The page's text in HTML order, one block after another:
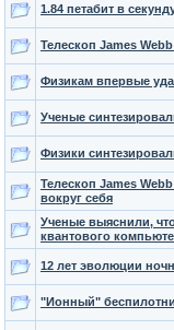
1.84 петабит в
Телескоп James
Физикам впервые
Ученые
Физики
Телескоп James
вокруг себя
Ученые выяснили,
квантового
12 лет эволюции
"Ионный"